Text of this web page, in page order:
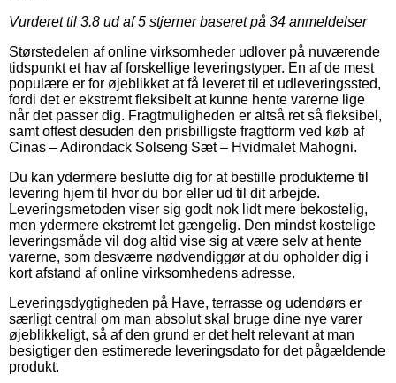
Vurderet til 3.8 ud af 5 stjerner baseret på 34 anmeldelser
Størstedelen af online virksomheder udlover på nuværende
tidspunkt et hav af forskellige leveringstyper. En af de mest
populære er for øjeblikket at få leveret til et udleveringssted,
fordi det er ekstremt fleksibelt at kunne hente varerne lige
når det passer dig. Fragtmuligheden er altså ret så fleksibel,
samt oftest desuden den prisbilligste fragtform ved køb af
Cinas – Adirondack Solseng Sæt – Hvidmalet Mahogni.
Du kan ydermere beslutte dig for at bestille produkterne til
levering hjem til hvor du bor eller ud til dit arbejde.
Leveringsmetoden viser sig godt nok lidt mere bekostelig,
men ydermere ekstremt let gængelig. Den mindst kostelige
leveringsmåde vil dog altid vise sig at være selv at hente
varerne, som desværre nødvendiggør at du opholder dig i
kort afstand af online virksomhedens adresse.
Leveringsdygtigheden på Have, terrasse og udendørs er
særligt central om man absolut skal bruge dine nye varer
øjeblikkeligt, så af den grund er det helt relevant at man
besigtiger den estimerede leveringsdato for det pågældende
produkt.